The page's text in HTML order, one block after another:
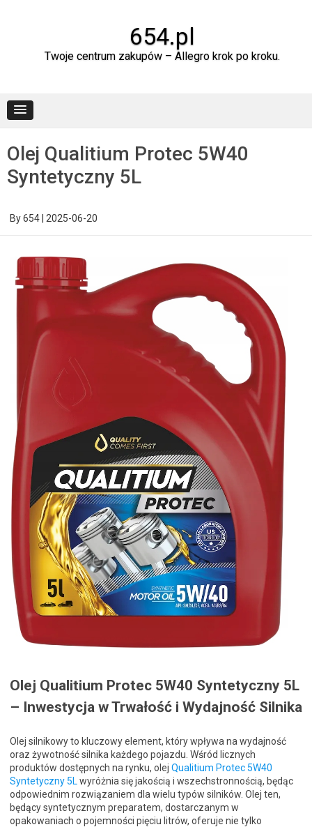
654.pl
Twoje centrum zakupów – Allegro krok po kroku.
Olej Qualitium Protec 5W40
Syntetyczny 5L
By654 2025-06-20
Olej Qualitium Protec 5W40 Syntetyczny 5L
– Inwestycja w Trwałość i Wydajność Silnika
Olej silnikowy to kluczowy element, który wpływa na wydajność
oraz żywotność silnika każdego pojazdu. Wśród licznych
produktów dostępnych na rynku, olej Qualitium Protec 5W40
Syntetyczny 5L wyróżnia się jakością i wszechstronnością, będąc
odpowiednim rozwiązaniem dla wielu typów silników. Olej ten,
będący syntetycznym preparatem, dostarczanym w
opakowaniach o pojemności pięciu litrów, oferuje nie tylko